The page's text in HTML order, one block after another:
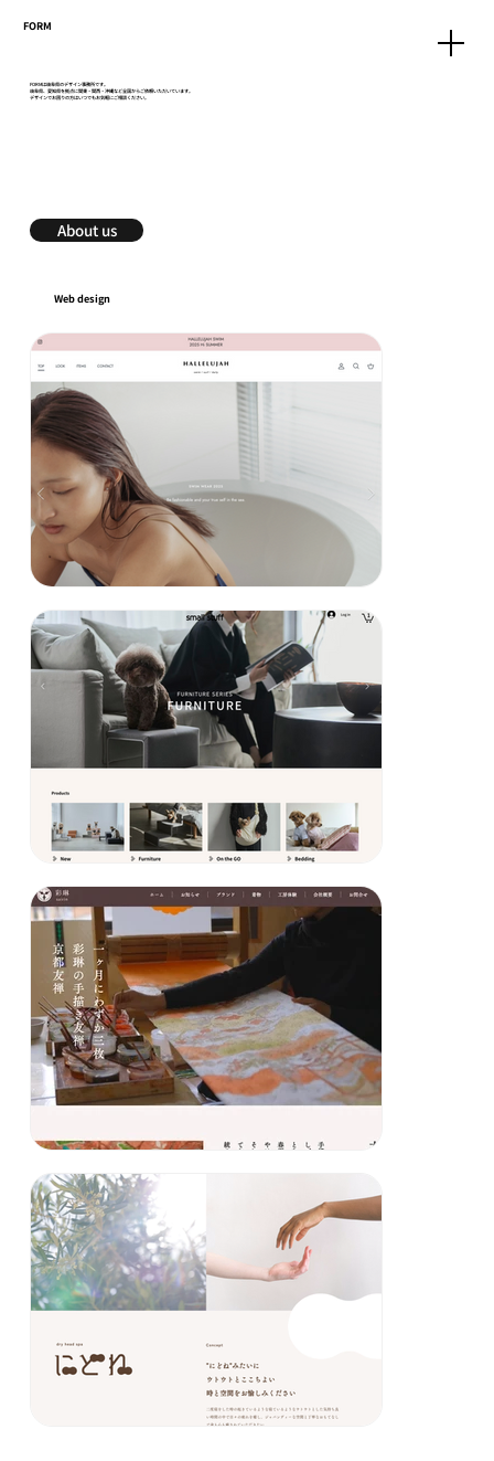
FORM
About us
FORMは岐阜県のデザイン事務所です。
岐阜県、愛知県を拠点に関東・関西・沖縄など全国からご依頼いただいています。
デザインでお困りの方はいつでもお気軽にご相談ください。
Web design